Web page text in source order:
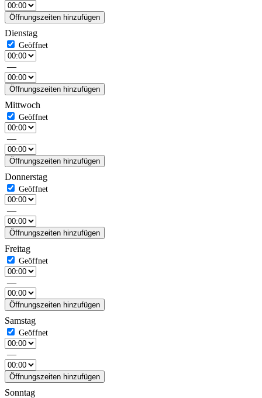
Öffnungszeiten hinzufügen
Dienstag
—
Öffnungszeiten hinzufügen
Mittwoch
—
Öffnungszeiten hinzufügen
Donnerstag
—
Öffnungszeiten hinzufügen
Freitag
—
Öffnungszeiten hinzufügen
Samstag
—
Öffnungszeiten hinzufügen
Sonntag